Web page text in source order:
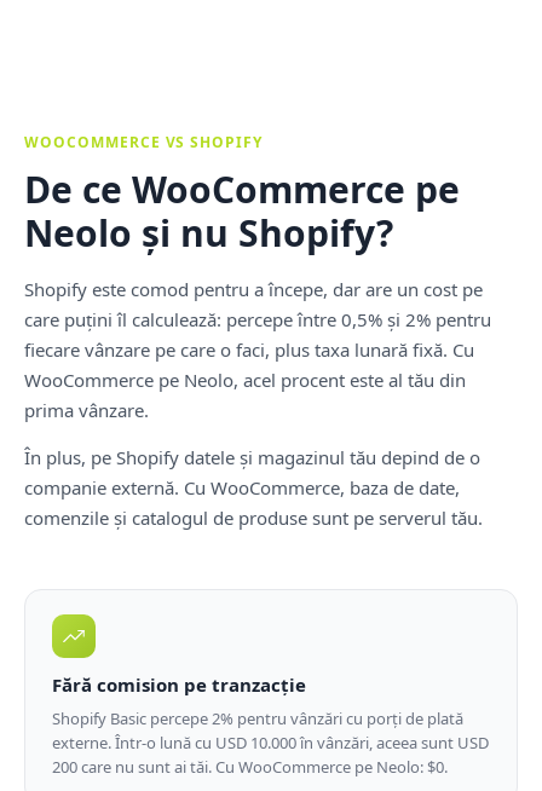
WOOCOMMERCE VS SHOPIFY
De ce WooCommerce pe
Neolo și nu Shopify?
Shopify este comod pentru a începe, dar are un cost pe
care puțini îl calculează: percepe între 0,5% și 2% pentru
fiecare vânzare pe care o faci, plus taxa lunară fixă. Cu
WooCommerce pe Neolo, acel procent este al tău din
prima vânzare.
În plus, pe Shopify datele și magazinul tău depind de o
companie externă. Cu WooCommerce, baza de date,
comenzile și catalogul de produse sunt pe serverul tău.
Fără comision pe tranzacție
Shopify Basic percepe 2% pentru vânzări cu porți de plată
externe. Într-o lună cu USD 10.000 în vânzări, aceea sunt USD
200 care nu sunt ai tăi. Cu WooCommerce pe Neolo: $0.